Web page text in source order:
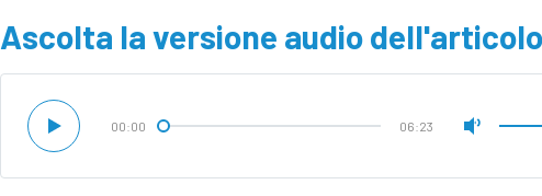
Ascolta la versione audio dell'articolo
00:00 06:23